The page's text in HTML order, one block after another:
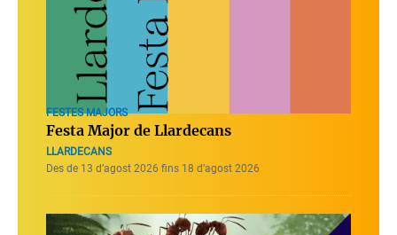
FESTES MAJORS
Festa Major de Llardecans
LLARDECANS
Des de 13 d’agost 2026 fins 18 d’agost 2026